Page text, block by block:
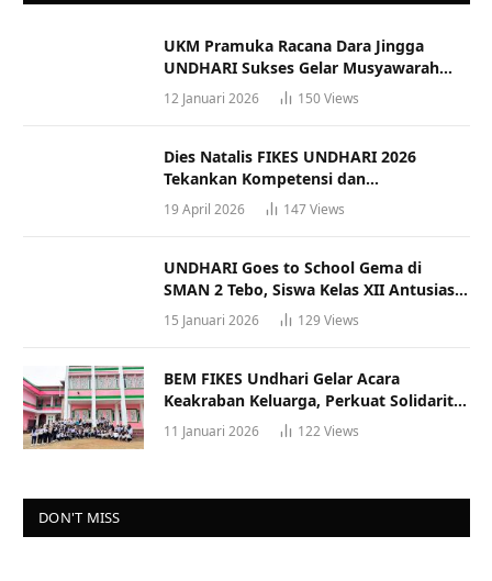
UKM Pramuka Racana Dara Jingga
UNDHARI Sukses Gelar Musyawarah
Racana
12 Januari 2026 150Views
Dies Natalis FIKES UNDHARI 2026
Tekankan Kompetensi dan
Profesionalisme Tenaga Kesehatan
19 April 2026 147Views
UNDHARI Goes to School Gema di
SMAN 2 Tebo, Siswa Kelas XII Antusias
Ikuti Sosialisasi Kampus Berkualitas
15 Januari 2026 129 Views
BEM FIKES Undhari Gelar Acara
Keakraban Keluarga, Perkuat Solidaritas
dan Gaya Hidup Sehat
11 Januari 2026 122Views
DON'T MISS